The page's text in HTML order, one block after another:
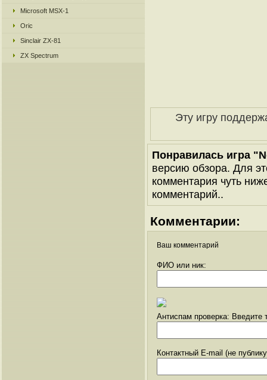
Microsoft MSX-1
Oric
Sinclair ZX-81
ZX Spectrum
Эту игру
Понравилась игра
версию обзора. Для
комментария чуть
комментарий..
Комментарии:
Ваш комментарий
ФИО или ник:
Антиспам проверка: Введите
Контактный E-mail (не